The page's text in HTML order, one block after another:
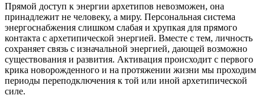
Прямой доступ к энергии архетипов невозможен, она
принадлежит не человеку, а миру. Персональная система
энергоснабжения слишком слабая и хрупкая для прямого
контакта с архетипической энергией. Вместе с тем, личность
сохраняет связь с изначальной энергией, дающей возможно
существования и развития. Активация происходит с первого
крика новорожденного и на протяжении жизни мы проходим
периоды переподключения к той или иной архетипической
силе.